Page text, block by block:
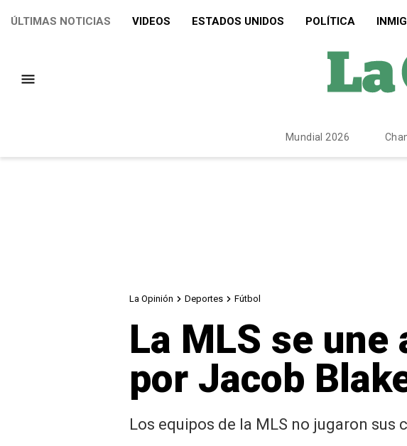
ÚLTIMAS NOTICIAS VIDEOS ESTADOS UNIDOS POLÍTICA
Mundial 2026
La Opinión Deportes Fútbol
La MLS se
por Jacob
Los equipos de la MLS no jugaron